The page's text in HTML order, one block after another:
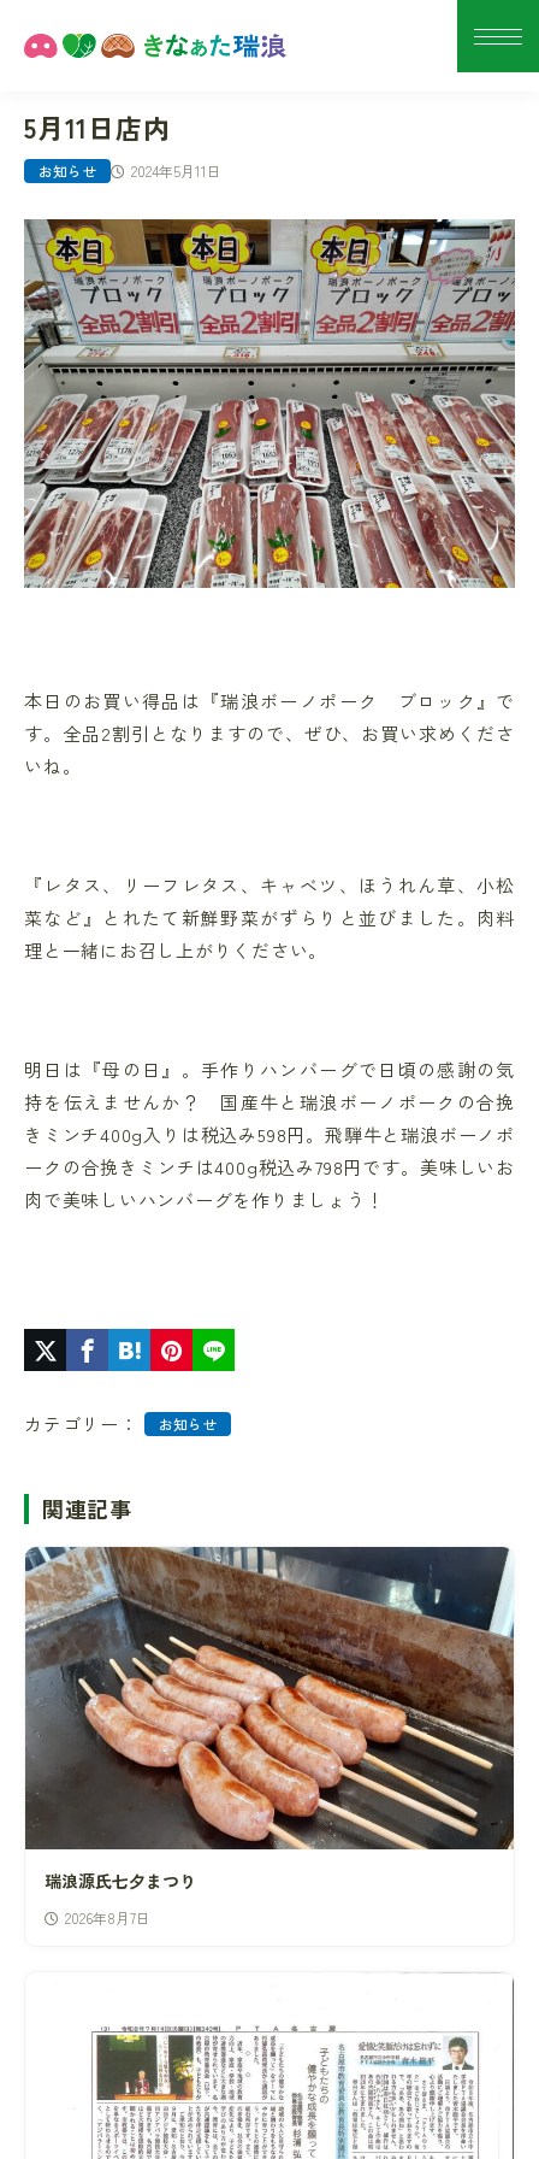
5月11日店内
2024年5月11日
お知らせ
本日のお買い得品は『瑞浪ボーノポーク ブロック』で
す。全品2割引となりますので、ぜひ、お買い求めくださ
いね。
『レタス、リーフレタス、キャベツ、ほうれん草、小松
菜など』とれたて新鮮野菜がずらりと並びました。肉料
理と一緒にお召し上がりください。
明日は『母の日』。手作りハンバーグで日頃の感謝の気
持を伝えませんか？ 国産牛と瑞浪ボーノポークの合挽
きミンチ400g入りは税込み598円。飛騨牛と瑞浪ボーノポ
ークの合挽きミンチは400g税込み798円です。美味しいお
肉で美味しいハンバーグを作りましょう！
カテゴリー： お知らせ
関連記事
瑞浪源氏七夕まつり
2026年8月7日